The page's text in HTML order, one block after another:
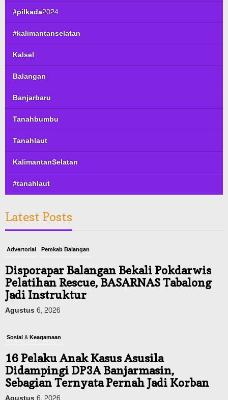
#pilkada2024
#kalimantanselatan
Kalsel
Balangan
Banjarbaru
Tanahbumbu
Tanahlaut
KalimantanSelatan
#tanahlaut
Latest Posts
Advertorial Pemkab Balangan
Disporapar Balangan Bekali Pokdarwis
Pelatihan Rescue, BASARNAS Tabalong
Jadi Instruktur
Agustus 6, 2026
Sosial & Keagamaan
16 Pelaku Anak Kasus Asusila
Didampingi DP3A Banjarmasin,
Sebagian Ternyata Pernah Jadi Korban